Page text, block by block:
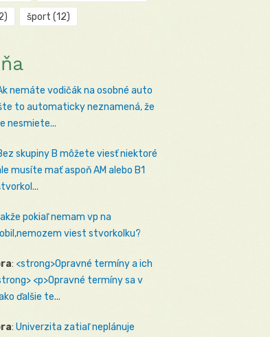
šport (12)
nemáte vodičák na osobné auto
to automaticky neznamená, že
nesmiete...
skupiny B môžete viesť niektoré
musíte mať aspoň AM alebo B1
pokiaľ nemam vp na
viest stvorkolku?
: <strong>Opravné termíny a ich
<p>Opravné termíny sa v
ďalšie te...
: Univerzita zatiaľ neplánuje